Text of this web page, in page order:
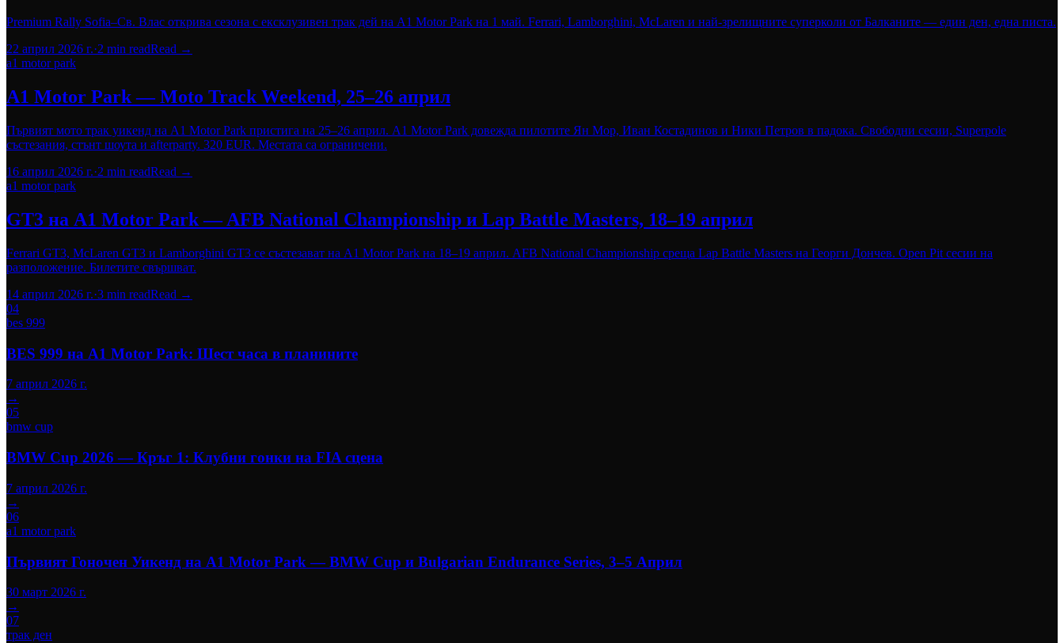
Premium Rally Sofia–Св. Влас открива сезона с ексклузивен трак дей на A1 Motor Park на 1 май. Ferrari, Lamborghini, McLaren и най-зрелищните суперколи от Балканите — един ден, една писта.
22 април 2026 г.·2 min readRead →
a1 motor park
A1 Motor Park — Moto Track Weekend, 25–26 април
Първият мото трак уикенд на A1 Motor Park пристига на 25–26 април. A1 Motor Park довежда пилотите Ян Мор, Иван Костадинов и Ники Петров в падока. Свободни сесии, Superpole
състезания, стънт шоута и afterparty. 320 EUR. Местата са ограничени.
16 април 2026 г.·2 min readRead →
a1 motor park
GT3 на A1 Motor Park — AFB National Championship и Lap Battle Masters, 18–19 април
Ferrari GT3, McLaren GT3 и Lamborghini GT3 се състезават на A1 Motor Park на 18–19 април. AFB National Championship среща Lap Battle Masters на Георги Дончев. Open Pit сесии на
разположение. Билетите свършват.
14 април 2026 г.·3 min readRead →
04
bes 999
BES 999 на A1 Motor Park: Шест часа в планините
7 април 2026 г.
→
05
bmw cup
BMW Cup 2026 — Кръг 1: Клубни гонки на FIA сцена
7 април 2026 г.
→
06
a1 motor park
Първият Гоночен Уикенд на A1 Motor Park — BMW Cup и Bulgarian Endurance Series, 3–5 Април
30 март 2026 г.
→
07
трак ден